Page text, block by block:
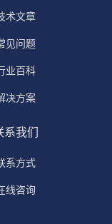
术文章
见问题
业百科
决方案
系我们
系方式
线咨询